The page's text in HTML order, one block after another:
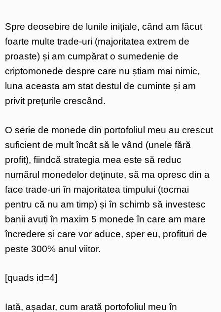
Spre deosebire de lunile inițiale, când am făcut
foarte multe trade-uri (majoritatea extrem de
proaste) și am cumpărat o sumedenie de
criptomonede despre care nu știam mai nimic,
luna aceasta am stat destul de cuminte și am
privit prețurile crescând.
O serie de monede din portofoliul meu au crescut
suficient de mult încât să le vând (unele fără
profit), fiindcă strategia mea este să reduc
numărul monedelor deținute, să ma opresc din a
face trade-uri în majoritatea timpului (tocmai
pentru că nu am timp) și în schimb să investesc
banii avuți în maxim 5 monede în care am mare
încredere și care vor aduce, sper eu, profituri de
peste 300% anul viitor.
[quads id=4]
Iată, așadar, cum arată portofoliul meu în